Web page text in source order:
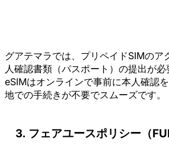
グアテマラでは、プリペイドSIMのア
人確認書類（パスポート）の提出が
eSIMはオンラインで事前に本人確認
地での手続きが不要でスムーズです。
フェアユースポリシー（